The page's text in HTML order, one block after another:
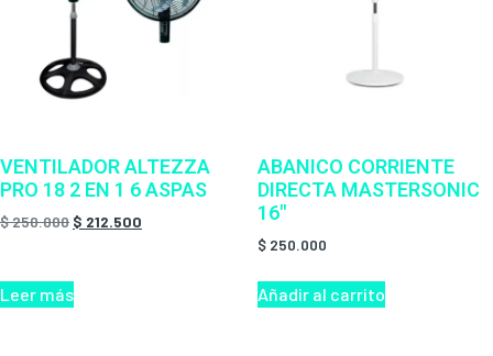
VENTILADOR ALTEZZA
PRO 18 2 EN 1 6 ASPAS
$250.000 $ 212.500
Leer más
ABANICO CORRIENTE
DIRECTA MASTERSONIC
16″
$ 250.000
Añadir al carrito